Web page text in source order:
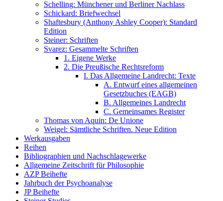
Schelling: Münchener und Berliner Nachlass
Schickard: Briefwechsel
Shaftesbury (Anthony Ashley Cooper): Standard
Edition
Steiner: Schriften
Svarez: Gesammelte Schriften
1. Eigene Werke
2. Die Preußische Rechtsreform
I. Das Allgemeine Landrecht: Texte
A. Entwurf eines allgemeinen
Gesetzbuches (EAGB)
B. Allgemeines Landrecht
C. Gemeinsames Register
Thomas von Aquin: De Unione
Weigel: Sämtliche Schriften. Neue Edition
Werkausgaben
Reihen
Bibliographien und Nachschlagewerke
Allgemeine Zeitschrift für Philosophie
AZP Beihefte
Jahrbuch der Psychoanalyse
JP Beihefte